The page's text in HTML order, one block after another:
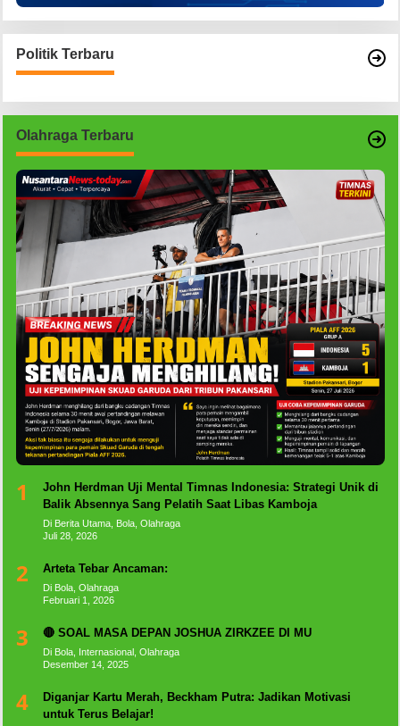
Politik Terbaru
Olahraga Terbaru
1
John Herdman Uji Mental Timnas Indonesia: Strategi Unik di
Balik Absennya Sang Pelatih Saat Libas Kamboja
Di Berita Utama, Bola, Olahraga
Juli 28, 2026
2 Arteta Tebar Ancaman:
Di Bola, Olahraga
Februari 1, 2026
3 🔴 SOAL MASA DEPAN JOSHUA ZIRKZEE DI MU
Di Bola, Internasional, Olahraga
Desember 14, 2025
4
Diganjar Kartu Merah, Beckham Putra: Jadikan Motivasi
untuk Terus Belajar!